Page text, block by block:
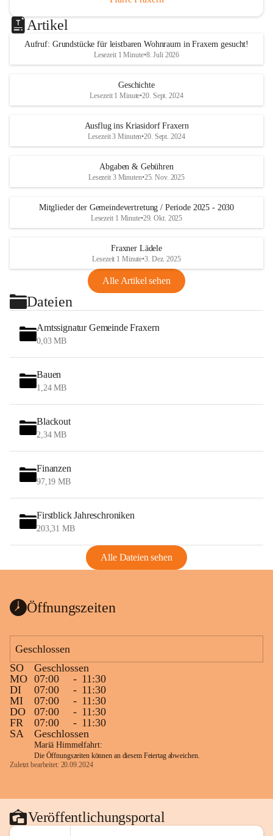
Artikel
Aufruf: Grundstücke für leistbaren Wohnraum in Fraxern gesucht!
Lesezeit 1 Minute•8. Juli 2026
Geschichte
Lesezeit 1 Minute•20. Sept. 2024
Ausflug ins Kriasidorf Fraxern
Lesezeit 3 Minuten•20. Sept. 2024
Abgaben & Gebühren
Lesezeit 3 Minuten•25. Nov. 2025
Mitglieder der Gemeindevertretung / Periode 2025 - 2030
Lesezeit 1 Minute•29. Okt. 2025
Fraxner Lädele
Lesezeit 1 Minute•3. Dez. 2025
Alle Artikel sehen
Dateien
Amtssignatur Gemeinde Fraxern
0,03 MB
Bauen
1,24 MB
Blackout
2,34 MB
Finanzen
97,19 MB
Firstblick Jahreschroniken
203,31 MB
Alle Dateien sehen
Öffnungszeiten
Geschlossen
SO
Geschlossen
MO 07:00 - 11:30
DI
07:00 - 11:30
MI
07:00 - 11:30
DO
07:00 - 11:30
FR
07:00 - 11:30
SA
Geschlossen
Mariä Himmelfahrt:
Die Öffnungszeiten können an diesem Feiertag abweichen.
Zuletzt bearbeitet: 20.09.2024
Veröffentlichungsportal